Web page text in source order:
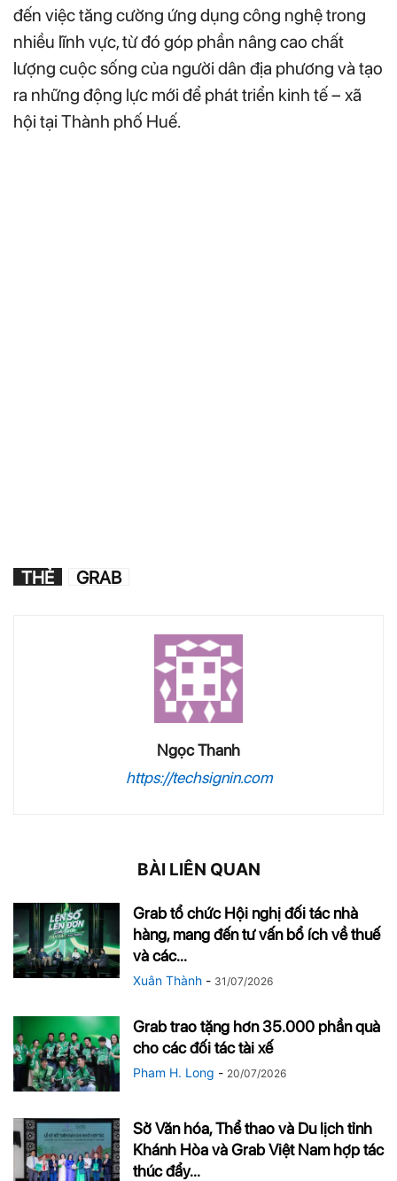
đến việc tăng cường ứng dụng công nghệ trong
nhiều lĩnh vực, từ đó góp phần nâng cao chất
lượng cuộc sống của người dân địa phương và tạo
ra những động lực mới để phát triển kinh tế – xã
hội tại Thành phố Huế.
THẺ GRAB
Ngọc Thanh
https://techsignin.com
BÀI LIÊN QUAN
Grab tổ chức Hội nghị đối tác nhà
hàng, mang đến tư vấn bổ ích về thuế
và các...
Xuân Thành - 31/07/2026
Grab trao tặng hơn 35.000 phần quà
cho các đối tác tài xế
Pham H. Long - 20/07/2026
Sở Văn hóa, Thể thao và Du lịch tỉnh
Khánh Hòa và Grab Việt Nam hợp tác
thúc đẩy...